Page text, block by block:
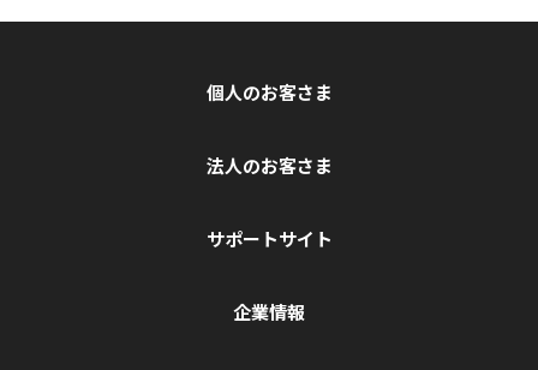
個人のお客さま
法人のお客さま
サポートサイト
企業情報